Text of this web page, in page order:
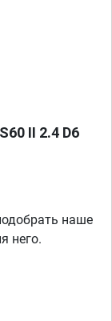
II 2.4 D6
наше
него.